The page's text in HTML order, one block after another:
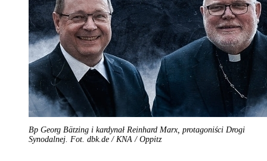
Bp Georg Bätzing i kardynał Reinhard Marx, protagoniści Drogi
Synodalnej. Fot. dbk.de / KNA / Oppitz